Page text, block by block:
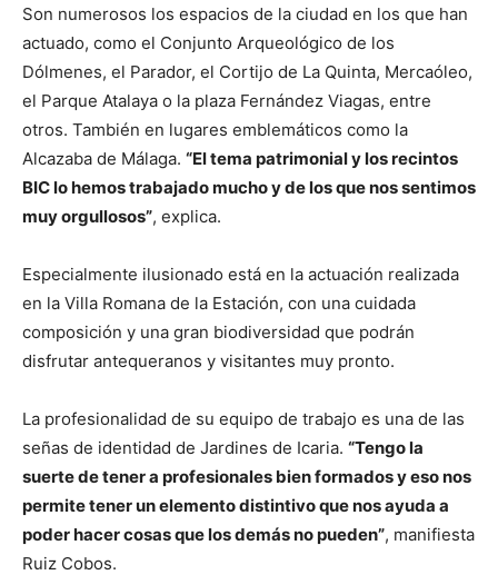
Son numerosos los espacios de la ciudad en los que han
actuado, como el Conjunto Arqueológico de los
Dólmenes, el Parador, el Cortijo de La Quinta, Mercaóleo,
el Parque Atalaya o la plaza Fernández Viagas, entre
otros. También en lugares emblemáticos como la
Alcazaba de Málaga. “El tema patrimonial y los recintos
BIC lo hemos trabajado mucho y de los que nos sentimos
muy orgullosos”, explica.
Especialmente ilusionado está en la actuación realizada
en la Villa Romana de la Estación, con una cuidada
composición y una gran biodiversidad que podrán
disfrutar antequeranos y visitantes muy pronto.
La profesionalidad de su equipo de trabajo es una de las
señas de identidad de Jardines de Icaria. “Tengo la
suerte de tener a profesionales bien formados y eso nos
permite tener un elemento distintivo que nos ayuda a
poder hacer cosas que los demás no pueden”, manifiesta
Ruiz Cobos.